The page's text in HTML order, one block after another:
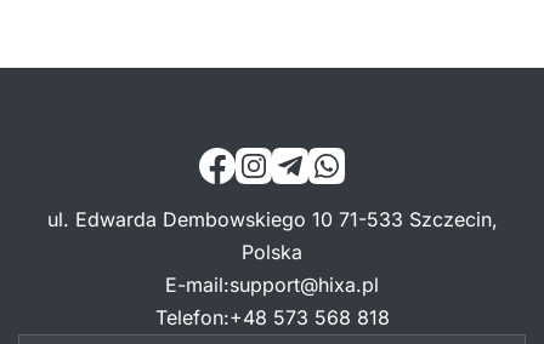
ul. Edwarda Dembowskiego 10 71-533 Szczecin,
Polska
E-mail:support@hixa.pl
Telefon:+48 573 568 818